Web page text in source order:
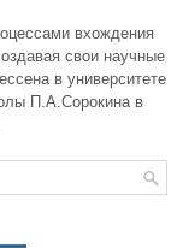
вхождения
свои научные
в университете
П.А.Сорокина в